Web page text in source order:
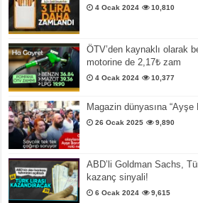
4 Ocak 2024 10,810
ÖTV’den kaynaklı olarak
motorine de 2,17₺ zam
4 Ocak 2024 10,377
Magazin dünyasına “Ayşe
26 Ocak 2025 9,890
ABD’li Goldman Sachs,
kazanç sinyali!
6 Ocak 2024 9,615